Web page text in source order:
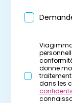
donne
dans les